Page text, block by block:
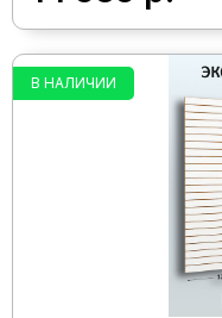
В НАЛИЧИИ